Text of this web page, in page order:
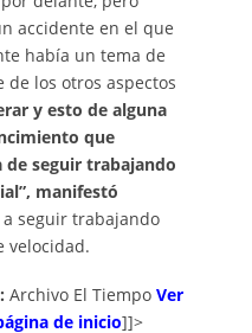
accidente en el que
había un tema de
de los otros aspectos
y esto de alguna
que
de seguir trabajando
manifestó
seguir trabajando
velocidad.
Archivo El Tiempo Ver
de inicio]]>